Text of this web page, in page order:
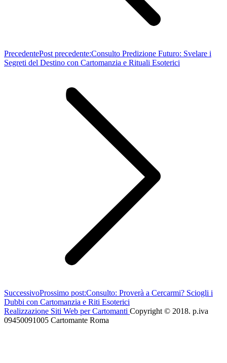
PrecedentePost precedente:Consulto Predizione Futuro: Svelare i
Segreti del Destino con Cartomanzia e Rituali Esoterici
SuccessivoProssimo post:Consulto: Proverà a Cercarmi? Sciogli i
Dubbi con Cartomanzia e Riti Esoterici
Realizzazione Siti Web per Cartomanti Copyright © 2018. p.iva
09450091005 Cartomante Roma